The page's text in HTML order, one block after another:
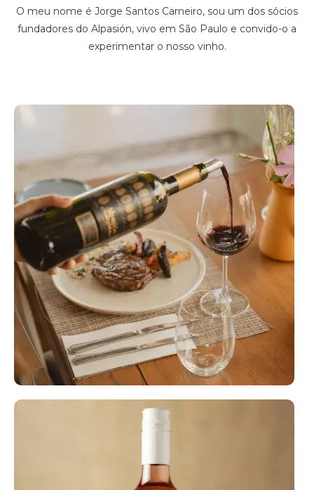
O meu nome é Jorge Santos Carneiro, sou um dos sócios
fundadores do Alpasión, vivo em São Paulo e convido-o a
experimentar o nosso vinho.